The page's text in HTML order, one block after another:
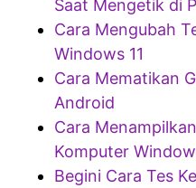
Saat Mengetik di
Cara Mengubah
Windows 11
Cara Mematikan
Android
Cara
Komputer
Begini Cara Tes